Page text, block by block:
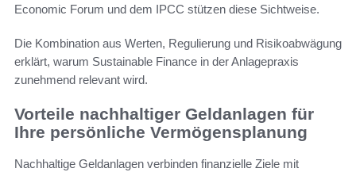
Economic Forum und dem IPCC stützen diese Sichtweise.
Die Kombination aus Werten, Regulierung und Risikoabwägung
erklärt, warum Sustainable Finance in der Anlagepraxis
zunehmend relevant wird.
Vorteile nachhaltiger Geldanlagen für
Ihre persönliche Vermögensplanung
Nachhaltige Geldanlagen verbinden finanzielle Ziele mit